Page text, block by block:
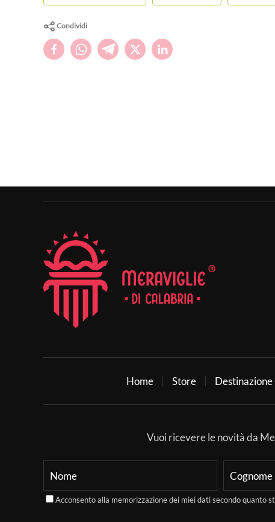
Condividi
Home Store
Vuoi ricevere le novità da
Acconsento alla memorizzazione dei miei dati secondo